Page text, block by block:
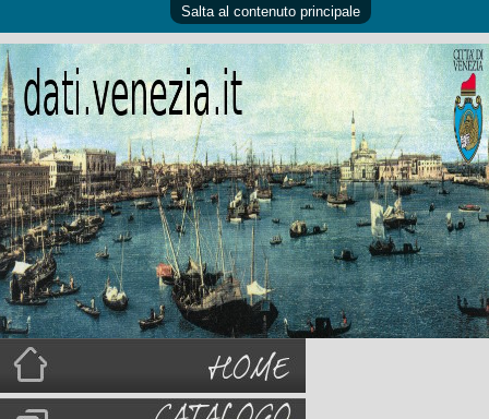
Salta al contenuto principale